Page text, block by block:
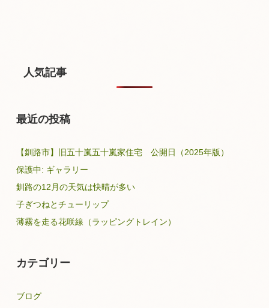
人気記事
最近の投稿
【釧路市】旧五十嵐五十嵐家住宅 公開日（2025年版）
保護中: ギャラリー
釧路の12月の天気は快晴が多い
子ぎつねとチューリップ
薄霧を走る花咲線（ラッピングトレイン）
カテゴリー
ブログ